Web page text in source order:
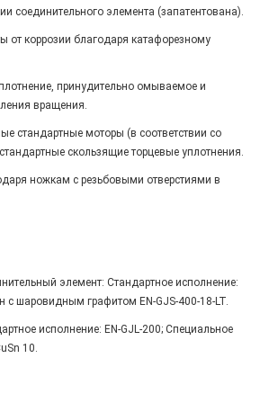
соединительного элемента (запатентована).
от коррозии благодаря катафорезному
принудительно омываемое и
вращения.
стандартные моторы (в соответствии со
скользящие торцевые уплотнения.
ножкам с резьбовыми отверстиями в
элемент: Стандартное исполнение:
с шаровидным графитом EN-GJS-400-18-LT.
исполнение: EN-GJL-200; Специальное
10.